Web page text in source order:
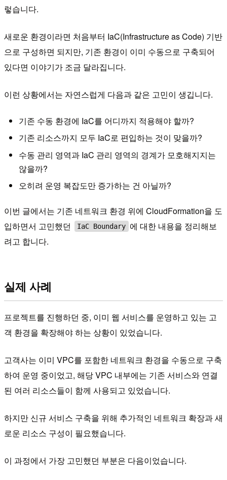
렇습니다.
새로운 환경이라면 처음부터 IaC(Infrastructure as Code) 기반
으로 구성하면 되지만, 기존 환경이 이미 수동으로 구축되어
있다면 이야기가 조금 달라집니다.
이런 상황에서는 자연스럽게 다음과 같은 고민이 생깁니다.
기존 수동 환경에 IaC를 어디까지 적용해야 할까?
기존 리소스까지 모두 IaC로 편입하는 것이 맞을까?
수동 관리 영역과 IaC 관리 영역의 경계가 모호해지지는
않을까?
오히려 운영 복잡도만 증가하는 건 아닐까?
이번 글에서는 기존 네트워크 환경 위에 CloudFormation을 도
입하면서 고민했던
IaC Boundary 에 대한 내용을 정리해보
려고 합니다.
실제 사례
프로젝트를 진행하던 중, 이미 웹 서비스를 운영하고 있는 고
객 환경을 확장해야 하는 상황이 있었습니다.
고객사는 이미 VPC를 포함한 네트워크 환경을 수동으로 구축
하여 운영 중이었고, 해당 VPC 내부에는 기존 서비스와 연결
된 여러 리소스들이 함께 사용되고 있었습니다.
하지만 신규 서비스 구축을 위해 추가적인 네트워크 확장과 새
로운 리소스 구성이 필요했습니다.
이 과정에서 가장 고민했던 부분은 다음이었습니다.